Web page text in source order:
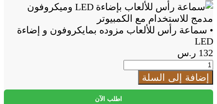
Add
to
Cart
• سماعة رأس للألعاب مزوده بمايكروفون و إضاءة
LED
132 ر.س
كمية
سماعة
إضافة إلى السلة
اطلب الآن